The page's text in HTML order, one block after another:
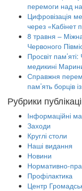
перемоги над
Цифровізація
через «Кабінет
8 травня –
Червоного
Просвіт
медикині
Справжня
пам’ять борців
Рубрики
Інформаційні
Заходи
Круглі столи
Наші видання
Новини
Нормативно-
Профілактика
Центр